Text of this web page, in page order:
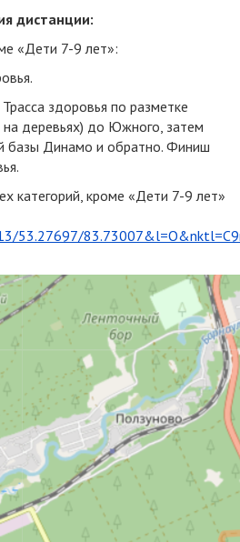
дистанции:
«Дети 7-9 лет»:
здоровья по разметке
на деревьях) до Южного, затем
Динамо и обратно. Финиш
категорий, кроме «Дети 7-9 лет»
53.27697/